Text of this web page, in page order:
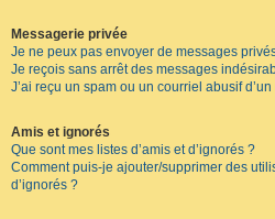
Messagerie privée
Je ne peux pas envoyer de messages
Je reçois sans arrêt des messages
J’ai reçu un spam ou un courriel abusif
Amis et ignorés
Que sont mes listes d’amis et d’ignorés ?
Comment puis-je ajouter/supprimer des
d’ignorés ?